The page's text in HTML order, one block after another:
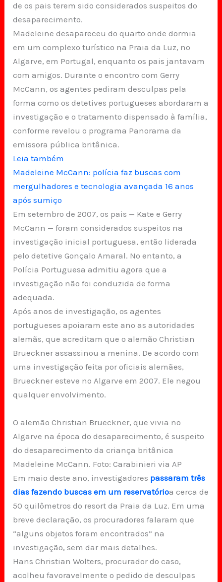
de os pais terem sido considerados suspeitos do
desaparecimento.
Madeleine desapareceu do quarto onde dormia
em um complexo turístico na Praia da Luz, no
Algarve, em Portugal, enquanto os pais jantavam
com amigos. Durante o encontro com Gerry
McCann, os agentes pediram desculpas pela
forma como os detetives portugueses abordaram a
investigação e o tratamento dispensado à família,
conforme revelou o programa Panorama da
emissora pública britânica.
Leia também
Madeleine McCann: polícia faz buscas com
mergulhadores e tecnologia avançada 16 anos
após sumiço
Em setembro de 2007, os pais — Kate e Gerry
McCann — foram considerados suspeitos na
investigação inicial portuguesa, então liderada
pelo detetive Gonçalo Amaral. No entanto, a
Polícia Portuguesa admitiu agora que a
investigação não foi conduzida de forma
adequada.
Após anos de investigação, os agentes
portugueses apoiaram este ano as autoridades
alemãs, que acreditam que o alemão Christian
Brueckner assassinou a menina. De acordo com
uma investigação feita por oficiais alemães,
Brueckner esteve no Algarve em 2007. Ele negou
qualquer envolvimento.
O alemão Christian Brueckner, que vivia no
Algarve na época do desaparecimento, é suspeito
do desaparecimento da criança britânica
Madeleine McCann. Foto: Carabinieri via AP
Em maio deste ano, investigadores passaram três
dias fazendo buscas em um reservatórioa cerca de
50 quilômetros do resort da Praia da Luz. Em uma
breve declaração, os procuradores falaram que
“alguns objetos foram encontrados” na
investigação, sem dar mais detalhes.
Hans Christian Wolters, procurador do caso,
acolheu favoravelmente o pedido de desculpas